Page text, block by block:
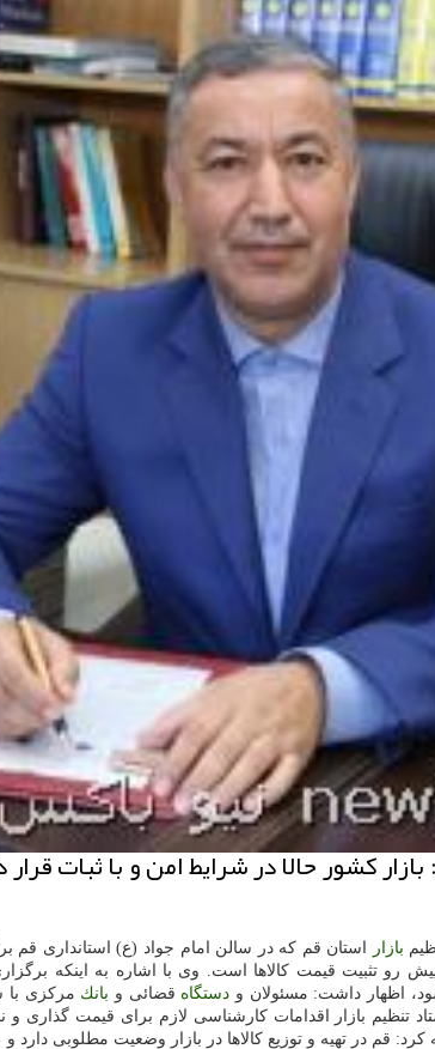
كشور حالا در شرایط امن و با ثبات
بازار
استان قم كه در سالن امام جواد (ع) استانداری قم
رو تثبیت قیمت كالاها است. وی با اشاره به اینكه
اظهار داشت: مسئولان و دستگاه قضائی و بانك مركزی با
بازار اقدامات كارشناسی لازم برای قیمت گذاری و
در تهیه و توزیع كالاها در بازار وضعیت مطلوبی دارد